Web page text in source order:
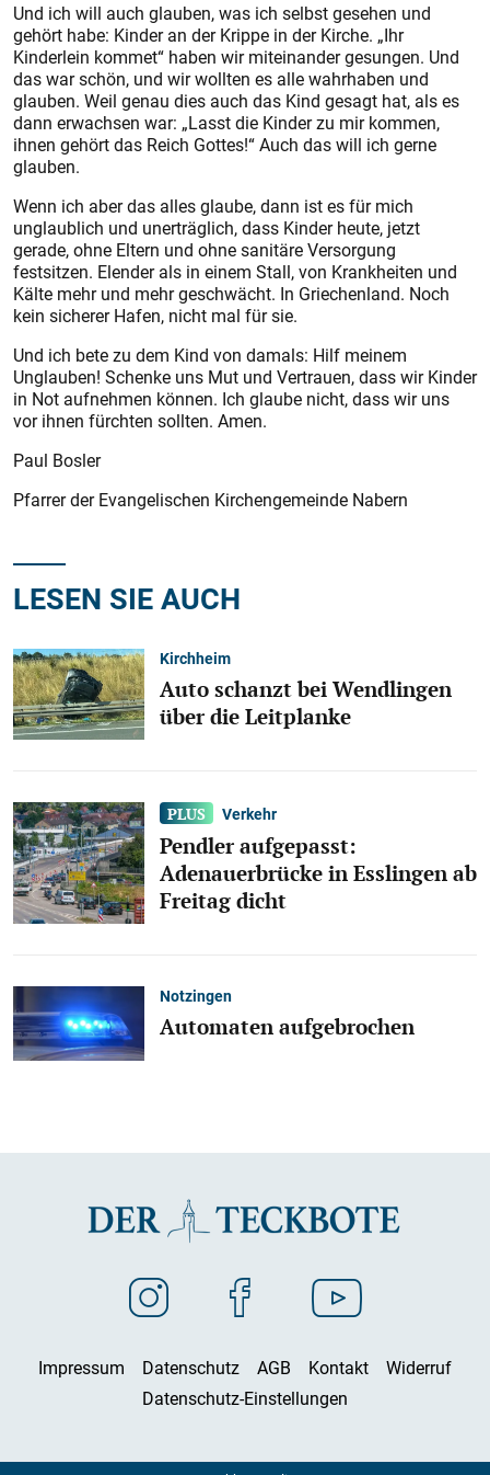
Und ich will auch glauben, was ich selbst gesehen und
gehört habe: Kinder an der Krippe in der Kirche. „Ihr
Kinderlein kommet“ haben wir miteinander gesungen. Und
das war schön, und wir wollten es alle wahrhaben und
glauben. Weil genau dies auch das Kind gesagt hat, als es
dann erwachsen war: „Lasst die Kinder zu mir kommen,
ihnen gehört das Reich Gottes!“ Auch das will ich gerne
glauben.
Wenn ich aber das alles glaube, dann ist es für mich
unglaublich und unerträglich, dass Kinder heute, jetzt
gerade, ohne Eltern und ohne sanitäre Versorgung
festsitzen. Elender als in einem Stall, von Krankheiten und
Kälte mehr und mehr geschwächt. In Griechenland. Noch
kein sicherer Hafen, nicht mal für sie.
Und ich bete zu dem Kind von damals: Hilf meinem
Unglauben! Schenke uns Mut und Vertrauen, dass wir Kinder
in Not aufnehmen können. Ich glaube nicht, dass wir uns
vor ihnen fürchten sollten. Amen.
Paul Bosler
Pfarrer der Evangelischen Kirchengemeinde Nabern
LESEN SIE AUCH
Kirchheim
Auto schanzt bei Wendlingen
über die Leitplanke
Verkehr
Pendler aufgepasst:
Adenauerbrücke in Esslingen ab
Freitag dicht
Notzingen
Automaten aufgebrochen
Impressum Datenschutz AGB Kontakt
Widerruf
Datenschutz-Einstellungen